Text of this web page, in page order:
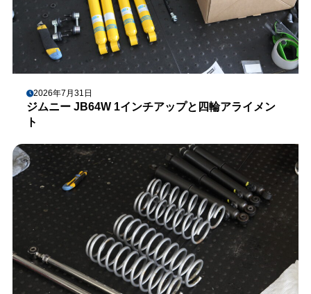
2026年7月31日
ジムニー JB64W 1インチアップと四輪アライメン
ト